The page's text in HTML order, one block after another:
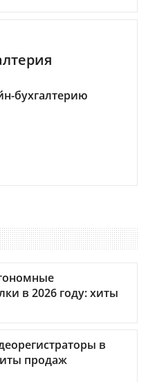
бухгалтерию
в 2026 году: хиты
в
продаж